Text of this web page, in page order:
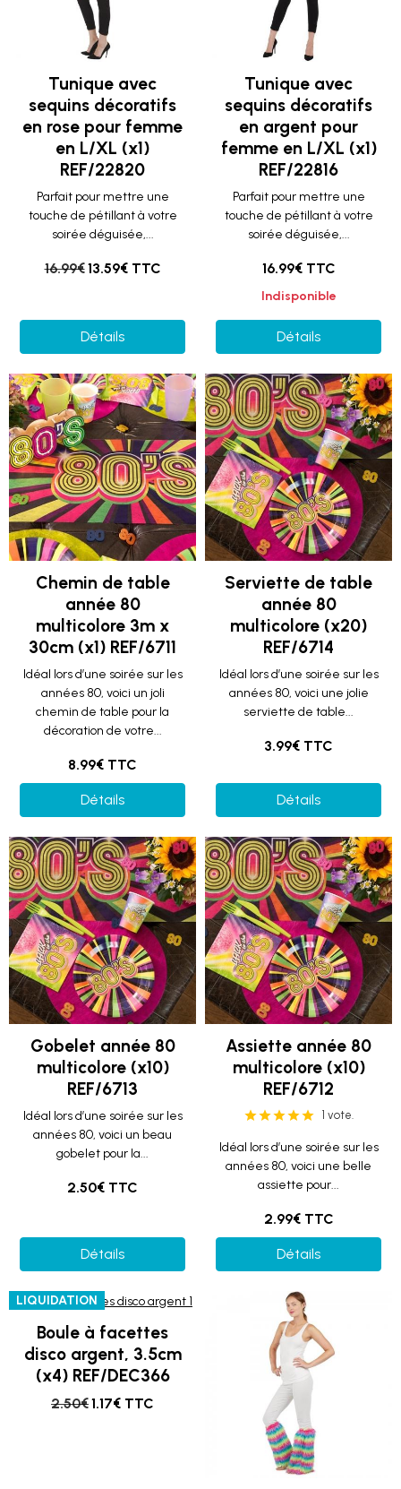
Tunique avec
sequins décoratifs
en rose pour femme
en L/XL (x1)
REF/22820
Parfait pour mettre une
touche de pétillant à votre
soirée déguisée,...
16.99€13.59€ TTC
Détails
Tunique avec
sequins décoratifs
en argent pour
femme en L/XL (x1)
REF/22816
Parfait pour mettre une
touche de pétillant à votre
soirée déguisée,...
16.99€ TTC
Indisponible
Détails
Chemin de table
année 80
multicolore 3m x
30cm (x1) REF/6711
Idéal lors d’une soirée sur les
années 80, voici un joli
chemin de table pour la
décoration de votre...
8.99€ TTC
Détails
Serviette de table
année 80
multicolore (x20)
REF/6714
Idéal lors d’une soirée sur les
années 80, voici une jolie
serviette de table...
3.99€ TTC
Détails
Gobelet année 80
multicolore (x10)
REF/6713
Idéal lors d’une soirée sur les
années 80, voici un beau
gobelet pour la...
2.50€ TTC
Détails
Assiette année 80
multicolore (x10)
REF/6712
1 vote.
Idéal lors d’une soirée sur les
années 80, voici une belle
assiette pour...
2.99€ TTC
Détails
LIQUIDATION
Boule à facettes
disco argent, 3.5cm
(x4) REF/DEC366
2.50€1.17€ TTC